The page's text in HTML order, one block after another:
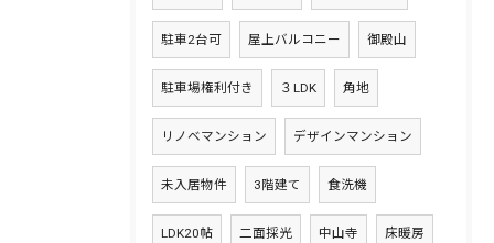
駐車2台可 屋上バルコニー 御殿山
駐車場権利付き ３LDK 角地
リノベマンション デザインマンション
未入居物件 3階建て 食洗機
LDK20帖 二面採光 中山寺 床暖房